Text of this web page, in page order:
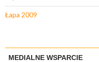
Łapa 2009
MEDIALNE WSPARCIE